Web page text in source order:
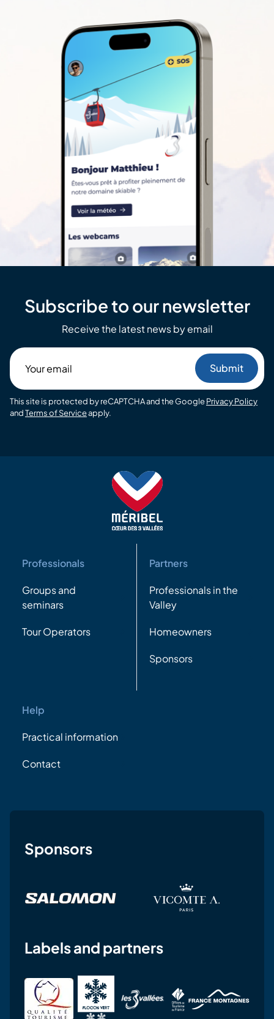
Subscribe to our newsletter
Receive the latest news by email
email
This site is protected by reCAPTCHA and the GooglePrivacy Policy
andTerms of Serviceapply.
Professionals
Groups and
seminars
Tour Operators
Partners
Professionals in the
Valley
Homeowners
Sponsors
Help
Practical information
Contact
Sponsors
Labels and partners